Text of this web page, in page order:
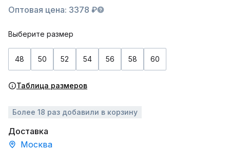
Оптовая цена: 3378 ₽
Выберите размер
48 50 52 54 56 58 60
Таблица размеров
Более 18 раз добавили в корзину
Доставка
Москва